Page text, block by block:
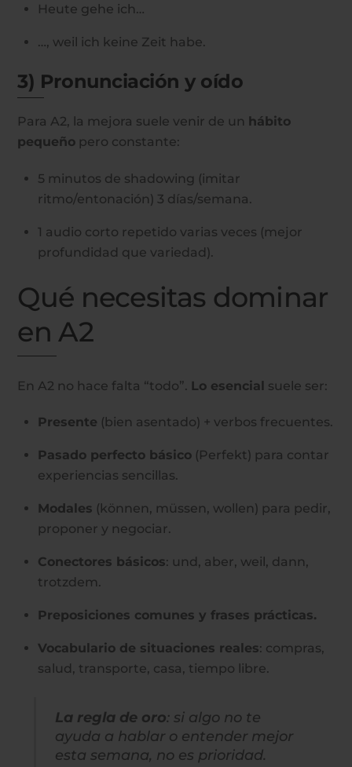
Heute gehe ich…
…, weil ich keine Zeit habe.
3) Pronunciación y oído
Para A2, la mejora suele venir de un hábito
pequeño pero constante:
5 minutos de shadowing (imitar
ritmo/entonación) 3 días/semana.
1 audio corto repetido varias veces (mejor
profundidad que variedad).
Qué necesitas dominar
en A2
En A2 no hace falta “todo”. Lo esencial suele ser:
Presente (bien asentado) + verbos frecuentes.
Pasado perfecto básico (Perfekt) para contar
experiencias sencillas.
Modales (können, müssen, wollen) para pedir,
proponer y negociar.
Conectores básicos: und, aber, weil, dann,
trotzdem.
Preposiciones comunes y frases prácticas.
Vocabulario de situaciones reales: compras,
salud, transporte, casa, tiempo libre.
La regla de oro: si algo no te
ayuda a hablar o entender mejor
esta semana, no es prioridad.